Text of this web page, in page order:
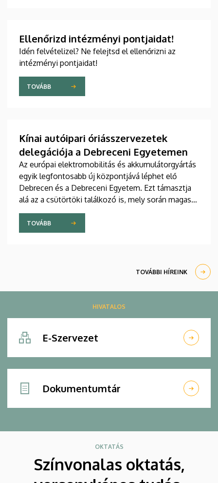
Ellenőrizd intézményi pontjaidat!
Idén felvételizel? Ne felejtsd el ellenőrizni az
intézményi pontjaidat!
TOVÁBB
Kínai autóipari óriásszervezetek
delegációja a Debreceni Egyetemen
Az európai elektromobilitás és akkumulátorgyártás
egyik legfontosabb új központjává léphet elő
Debrecen és a Debreceni Egyetem. Ezt támasztja
alá az a csütörtöki találkozó is, mely során magas
rangú kínai delegációt fogadtak az intézmény
vezetői a Főépület Rektori Tanácstermében. A
megbeszélés fókuszában az egyetem hivatalos
TOVÁBB
TOVÁBBI HÍREINK
HIVATALOS
E-Szervezet
Dokumentumtár
OKTATÁS
Színvonalas oktatás,